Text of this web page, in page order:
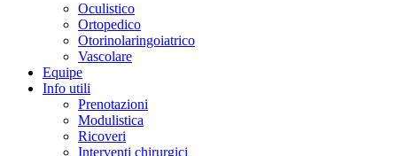
Oculistico
Ortopedico
Otorinolaringoiatrico
Vascolare
Equipe
Info utili
Prenotazioni
Modulistica
Ricoveri
Interventi chirurgici